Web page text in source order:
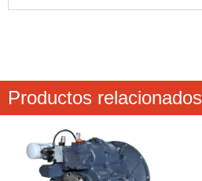
Productos relacionados